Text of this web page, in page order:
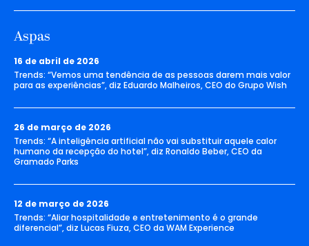
Aspas
16 de abril de 2026
Trends: “Vemos uma tendência de as pessoas darem mais valor
para as experiências”, diz Eduardo Malheiros, CEO do Grupo Wish
26 de março de 2026
Trends: “A inteligência artificial não vai substituir aquele calor
humano da recepção do hotel”, diz Ronaldo Beber, CEO da
Gramado Parks
12 de março de 2026
Trends: “Aliar hospitalidade e entretenimento é o grande
diferencial”, diz Lucas Fiuza, CEO da WAM Experience